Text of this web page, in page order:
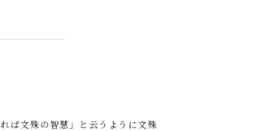
ば文殊の智慧」と云うように文殊